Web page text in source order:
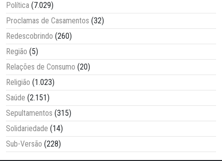
Política (7.029)
Proclamas de Casamentos (32)
Redescobrindo (260)
Região (5)
Relações de Consumo (20)
Religião (1.023)
Saúde (2.151)
Sepultamentos (315)
Solidariedade (14)
Sub-Versão (228)